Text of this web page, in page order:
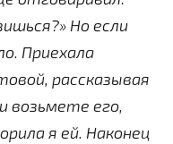
Но если
Приехала
рассказывая
возьмете его,
я ей. Наконец